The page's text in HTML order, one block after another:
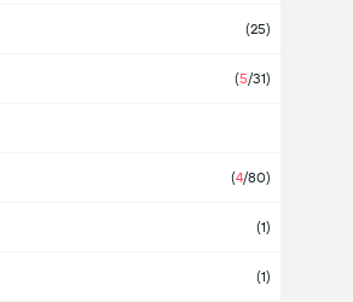
(25)
(5/31)
(4/80)
(1)
(1)